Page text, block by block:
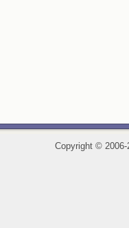
Copyright ©